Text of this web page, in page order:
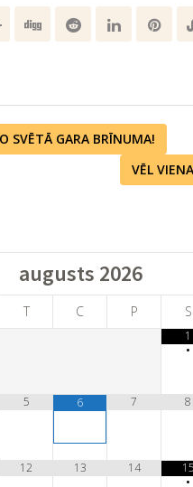
SVĒTĀ GARA BRĪNUMA!
VĒL
augusts 2026
T C P S
1
•
5 6 7 8
12 13 14
15
•